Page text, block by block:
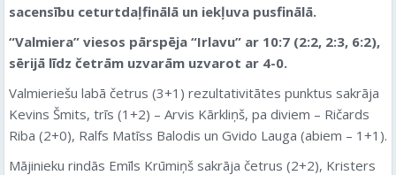
sacensību ceturtdaļfinālā un iekļuva pusfinālā.
“Valmiera” viesos pārspēja “Irlavu” ar 10:7 (2:2, 2:3, 6:2),
sērijā līdz četrām uzvarām uzvarot ar 4-0.
Valmieriešu labā četrus (3+1) rezultativitātes punktus sakrāja
Kevins Šmits, trīs (1+2) – Arvis Kārkliņš, pa diviem – Ričards
Riba (2+0), Ralfs Matīss Balodis un Gvido Lauga (abiem – 1+1).
Mājinieku rindās Emīls Krūmiņš sakrāja četrus (2+2), Kristers